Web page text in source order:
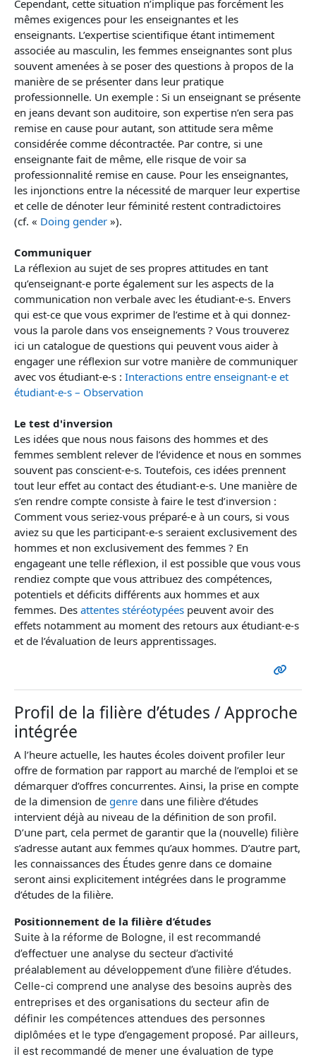
Cependant, cette situation n’implique pas forcément les
mêmes exigences pour les enseignantes et les
enseignants. L’expertise scientifique étant intimement
associée au masculin, les femmes enseignantes sont plus
souvent amenées à se poser des questions à propos de la
manière de se présenter dans leur pratique
professionnelle. Un exemple : Si un enseignant se présente
en jeans devant son auditoire, son expertise n’en sera pas
remise en cause pour autant, son attitude sera même
considérée comme décontractée. Par contre, si une
enseignante fait de même, elle risque de voir sa
professionnalité remise en cause. Pour les enseignantes,
les injonctions entre la nécessité de marquer leur expertise
et celle de dénoter leur féminité restent contradictoires
(cf. « Doing gender »).
Communiquer
La réflexion au sujet de ses propres attitudes en tant
qu’enseignant-e porte également sur les aspects de la
communication non verbale avec les étudiant-e-s. Envers
qui est-ce que vous exprimer de l’estime et à qui donnez-
vous la parole dans vos enseignements ? Vous trouverez
ici un catalogue de questions qui peuvent vous aider à
engager une réflexion sur votre manière de communiquer
avec vos étudiant-e-s : Interactions entre enseignant-e et
étudiant-e-s – Observation
Le test d'inversion
Les idées que nous nous faisons des hommes et des
femmes semblent relever de l’évidence et nous en sommes
souvent pas conscient-e-s. Toutefois, ces idées prennent
tout leur effet au contact des étudiant-e-s. Une manière de
s’en rendre compte consiste à faire le test d’inversion :
Comment vous seriez-vous préparé-e à un cours, si vous
aviez su que les participant-e-s seraient exclusivement des
hommes et non exclusivement des femmes ? En
engageant une telle réflexion, il est possible que vous vous
rendiez compte que vous attribuez des compétences,
potentiels et déficits différents aux hommes et aux
femmes. Des attentes stéréotypées peuvent avoir des
effets notamment au moment des retours aux étudiant-e-s
et de l’évaluation de leurs apprentissages.
Profil de la filière d’études / Approche
intégrée
A l’heure actuelle, les hautes écoles doivent profiler leur
offre de formation par rapport au marché de l’emploi et se
démarquer d’offres concurrentes. Ainsi, la prise en compte
de la dimension de genre dans une filière d’études
intervient déjà au niveau de la définition de son profil.
D’une part, cela permet de garantir que la (nouvelle) filière
s’adresse autant aux femmes qu’aux hommes. D’autre part,
les connaissances des Études genre dans ce domaine
seront ainsi explicitement intégrées dans le programme
d’études de la filière.
Positionnement de la filière d’études
Suite à la réforme de Bologne, il est recommandé
d’effectuer une analyse du secteur d’activité
préalablement au développement d’une filière d’études.
Celle-ci comprend une analyse des besoins auprès des
entreprises et des organisations du secteur afin de
définir les compétences attendues des personnes
diplômées et le type d’engagement proposé. Par ailleurs,
il est recommandé de mener une évaluation de type